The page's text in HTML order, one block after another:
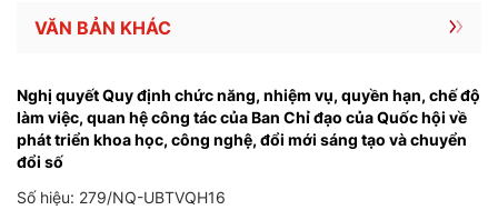
VĂN BẢN KHÁC
Nghị quyết Quy định chức năng, nhiệm vụ, quyền hạn, chế độ
làm việc, quan hệ công tác của Ban Chỉ đạo của Quốc hội về
phát triển khoa học, công nghệ, đổi mới sáng tạo và chuyển
đổi số
Số hiệu: 279/NQ-UBTVQH16